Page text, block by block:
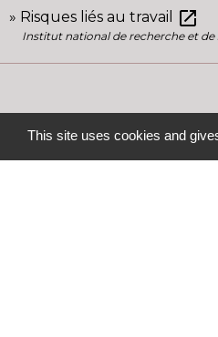
Risques liés au travail open_in_new
Institut national de recherche et de
This site uses cookies and